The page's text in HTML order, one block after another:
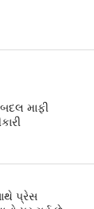
માફી
પ્રેસ